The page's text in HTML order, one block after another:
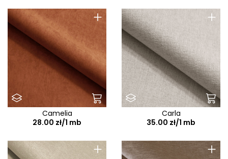
+
Camelia
28.00 zł/1 mb
+
Carla
35.00 zł/1 mb
+ +